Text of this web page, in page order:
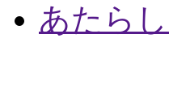
あたら